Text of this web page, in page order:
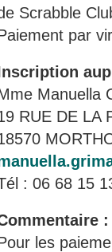
Scrabble
par
Manuella
RUE DE LA
: 06 68 15
:
les